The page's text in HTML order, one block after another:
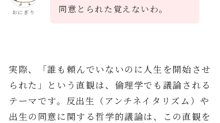
おにぎり
同意とられた覚えないわ。
実際、「誰も頼んでいないのに人生を開始させ
られた」という直観は、倫理学でも議論される
テーマです。反出生（アンチネイタリズム）や
出生の同意に関する哲学的議論は、この直観を